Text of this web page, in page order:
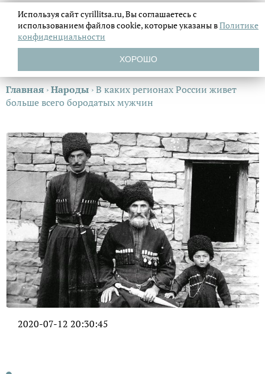
Главная ›Народы ›В каких регионах России живет
больше всего бородатых мужчин
2020-07-12 20:30:45
Используя сайт cyrillitsa.ru, Вы соглашаетесь с
использованием файловcookie, которые указаны вПолитике
конфиденциальности
ХОРОШО